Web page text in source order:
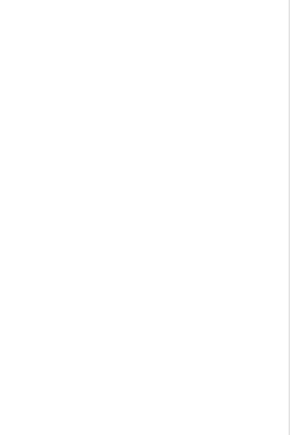
リニューアルした時の話
ップにBL専門サイトのホーリン
勉強会の内容
に開催した技術勉強会の内容を紹